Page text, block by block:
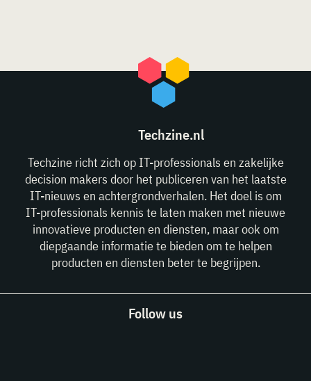
Techzine.nl
Techzine richt zich op IT-professionals en zakelijke
decision makers door het publiceren van het laatste
IT-nieuws en achtergrondverhalen. Het doel is om
IT-professionals kennis te laten maken met nieuwe
innovatieve producten en diensten, maar ook om
diepgaande informatie te bieden om te helpen
producten en diensten beter te begrijpen.
Follow us